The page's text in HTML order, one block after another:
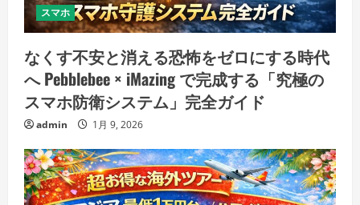
スマホ
なくす不安と消える恐怖をゼロにする時代
へ Pebblebee × iMazing で完成する「究極の
スマホ防衛システム」完全ガイド
admin 1月 9, 2026